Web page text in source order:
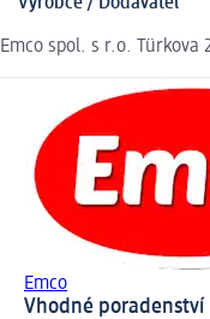
Emco spol. s r.o. Türkova
Emco
Vhodné poradenství